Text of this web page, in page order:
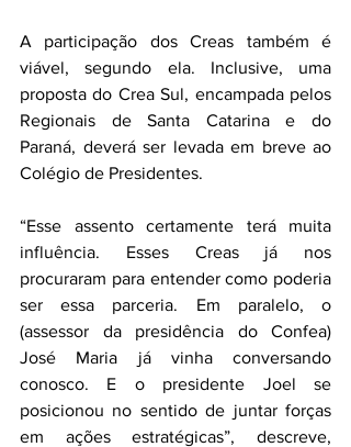
A participação dos Creas também é
viável, segundo ela. Inclusive, uma
proposta do Crea Sul, encampada pelos
Regionais de Santa Catarina e do
Paraná, deverá ser levada em breve ao
Colégio de Presidentes.
“Esse assento certamente terá muita
influência. Esses Creas já nos
procuraram para entender como poderia
ser essa parceria. Em paralelo, o
(assessor da presidência do Confea)
José Maria já vinha conversando
conosco. E o presidente Joel se
posicionou no sentido de juntar forças
em ações estratégicas”, descreve,